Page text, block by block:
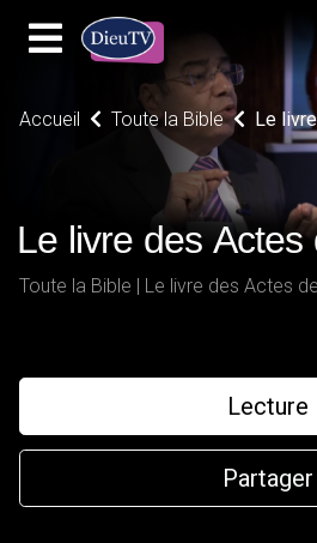
Accueil Toute la Bible Le
Le livre des
Toute la Bible | Le livre des Actes
Lecture
Partager